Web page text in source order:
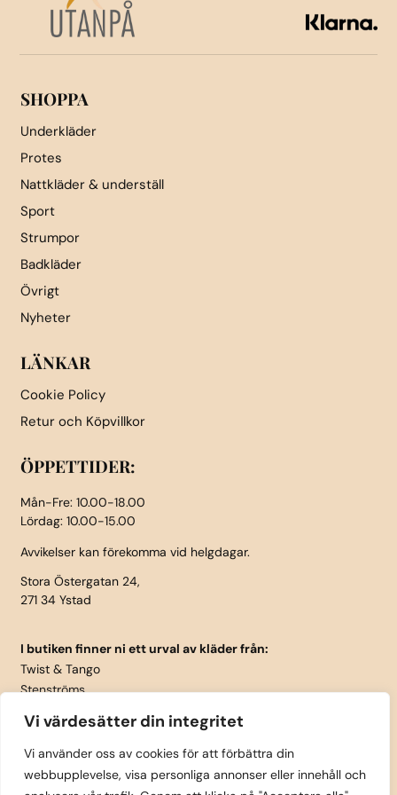
Vi värdesätter din integritet
Vi använder oss av cookies för att förbättra din
webbupplevelse, visa personliga annonser eller innehåll och
kan
väljas
på
väljas
produktsidan
SHOPPA
Underkläder
Protes
Nattkläder & underställ
Sport
Strumpor
Badkläder
Övrigt
Nyheter
LÄNKAR
Cookie Policy
Retur och Köpvillkor
ÖPPETTIDER:
Mån-Fre: 10.00-18.00
Lördag: 10.00-15.00
Avvikelser kan förekomma vid helgdagar.
Stora Östergatan 24,
271 34 Ystad
I butiken finner ni ett urval av kläder från:
Twist & Tango
Stenströms
Isay
LauRie
Rosemunde